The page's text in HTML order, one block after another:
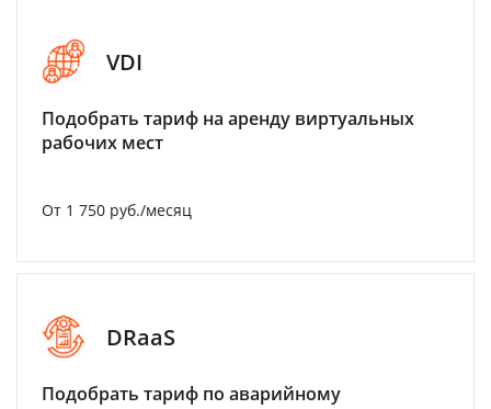
VDI
Подобрать тариф на аренду виртуальных
рабочих мест
От 1 750 руб./месяц
DRaaS
Подобрать тариф по аварийному